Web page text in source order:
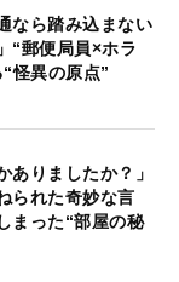
なら踏み込まない
“郵便局員×ホラ
怪異の原点”
ありましたか？」
られた奇妙な言
った“部屋の秘